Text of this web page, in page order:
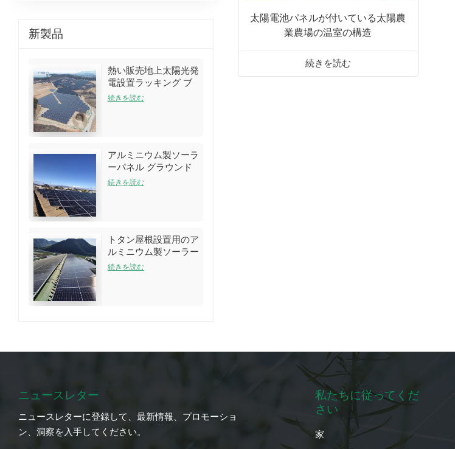
新製品
熱い販売地上太陽光発
電設置ラッキング ブ
ラケット キット
続きを読む
アルミニウム製ソーラ
ーパネル グラウンド
アレイラックシステム
続きを読む
トタン屋根設置用のア
ルミニウム製ソーラー
ルーフラック構造
続きを読む
太陽電池パネルが付いている太陽農
業農場の温室の構造
続きを読む
ニュースレター
ニュースレターに登録して、最新情報、プロモーショ
ン、洞察を入手してください。
私たちに従ってくだ
さい
家